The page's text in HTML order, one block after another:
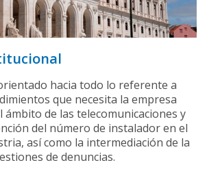
hacia todo lo referente a
que necesita la empresa
ámbito de las telecomunicaciones y
del número de instalador en el
así como la intermediación de la
de denuncias.